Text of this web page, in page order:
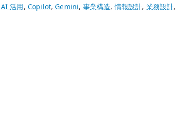
AI 活用, Copilot,Gemini, 事業構造,情報設計, 業務設計,